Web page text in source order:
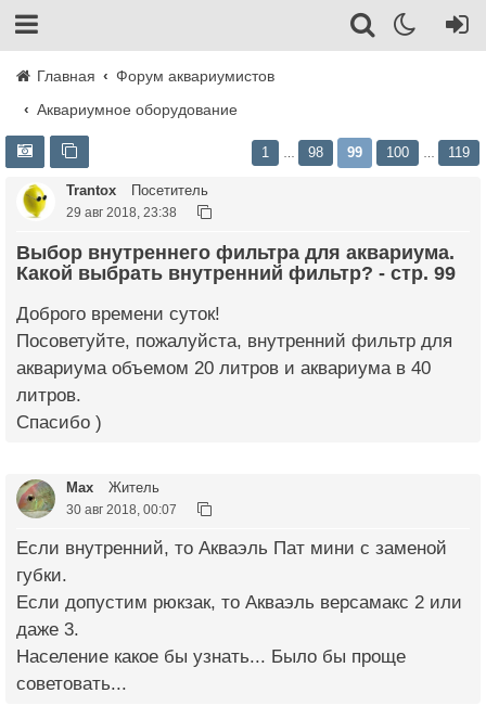
Главная
Форум аквариумистов
Аквариумное оборудование
1 98 99 100 119
Trantox Посетитель
29 авг 2018, 23:38
Выбор внутреннего фильтра для аквариума.
Какой выбрать внутренний фильтр? - стр. 99
Доброго времени суток!
Посоветуйте, пожалуйста, внутренний фильтр для
аквариума объемом 20 литров и аквариума в 40
литров.
Спасибо )
Max Житель
30 авг 2018, 00:07
Если внутренний, то Акваэль Пат мини с заменой
губки.
Если допустим рюкзак, то Акваэль версамакс 2 или
даже 3.
Население какое бы узнать... Было бы проще
советовать...